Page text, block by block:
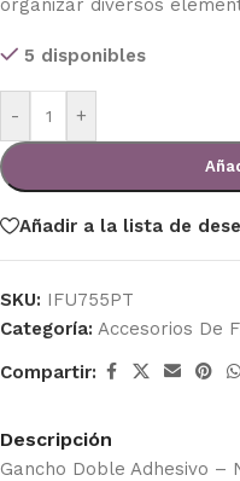
organizar diversos
5 disponibles
- +
Añadir a la lista de
SKU: IFU755PT
Categoría: Accesorios De
Compartir:
Descripción
Gancho Doble Adhesivo –